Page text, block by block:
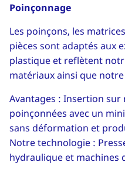
Poinçonnage
Les poinçons, les
pièces sont adaptés aux
plastique et reflètent
matériaux ainsi que
Avantages : Insertion sur
poinçonnées avec un
sans déformation et
Notre technologie :
hydraulique et machines